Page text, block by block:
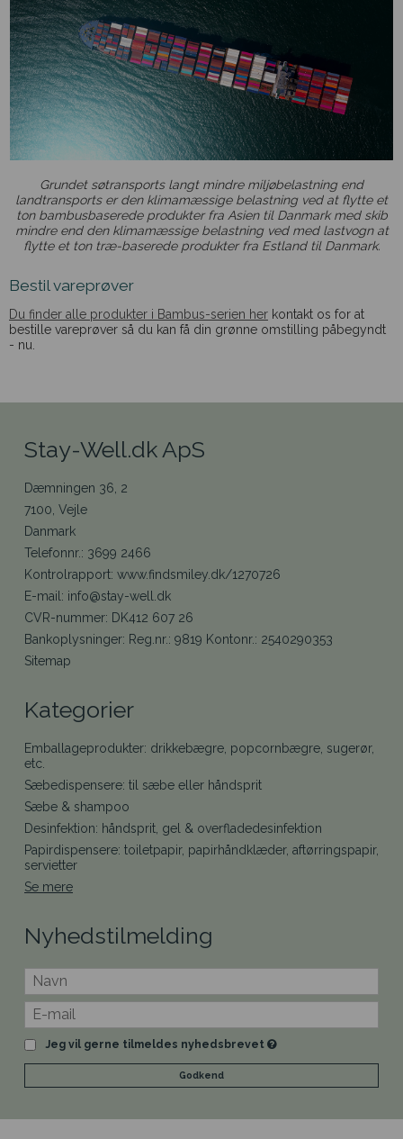
Grundet søtransports langt mindre miljøbelastning end
landtransports er den klimamæssige belastning ved at flytte et
ton bambusbaserede produkter fra Asien til Danmark med skib
mindre end den klimamæssige belastning ved med lastvogn at
flytte et ton træ-baserede produkter fra Estland til Danmark.
Bestil vareprøver
Du finder alle produkter i Bambus-serien her kontakt os for at
bestille vareprøver så du kan få din grønne omstilling påbegyndt
- nu.
Stay-Well.dk ApS
Dæmningen 36, 2
7100, Vejle
Danmark
Telefonnr.: 3699 2466
Kontrolrapport: www.findsmiley.dk/1270726
E-mail : info@stay-well.dk
CVR-nummer: DK412 607 26
Bankoplysninger: Reg.nr.: 9819 Kontonr.: 2540290353
Sitemap
Kategorier
Emballageprodukter: drikkebægre, popcornbægre, sugerør,
etc.
Sæbedispensere: til sæbe eller håndsprit
Sæbe & shampoo
Desinfektion: håndsprit, gel & overfladedesinfektion
Papirdispensere: toiletpapir, papirhåndklæder, aftørringspapir,
servietter
Se mere
Nyhedstilmelding
Jeg vil gerne tilmeldes nyhedsbrevet
Godkend